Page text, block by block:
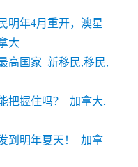
明年4月重开，澳星
大
高国家_新移民,移民,
把握住吗？_加拿大,
到明年夏天！_加拿